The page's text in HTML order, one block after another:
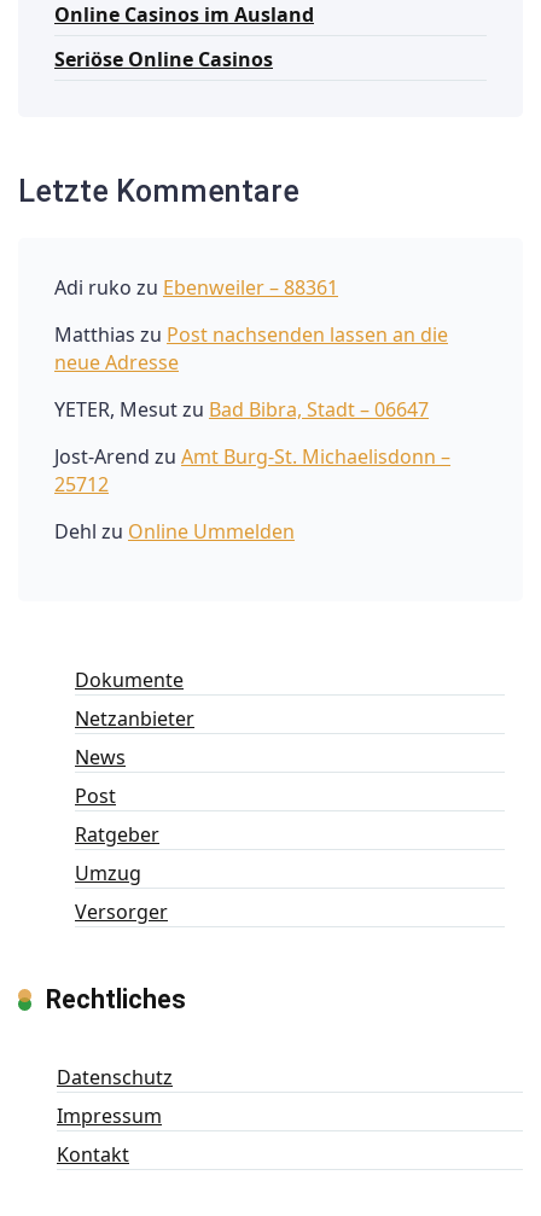
Online Casinos im Ausland
Seriöse Online Casinos
Letzte Kommentare
Adi ruko zu Ebenweiler – 88361
Matthias zu Post nachsenden lassen an die
neue Adresse
YETER, Mesutzu Bad Bibra, Stadt – 06647
Jost-Arend zu Amt Burg-St. Michaelisdonn –
25712
Dehl zu Online Ummelden
Dokumente
Netzanbieter
News
Post
Ratgeber
Umzug
Versorger
Rechtliches
Datenschutz
Impressum
Kontakt